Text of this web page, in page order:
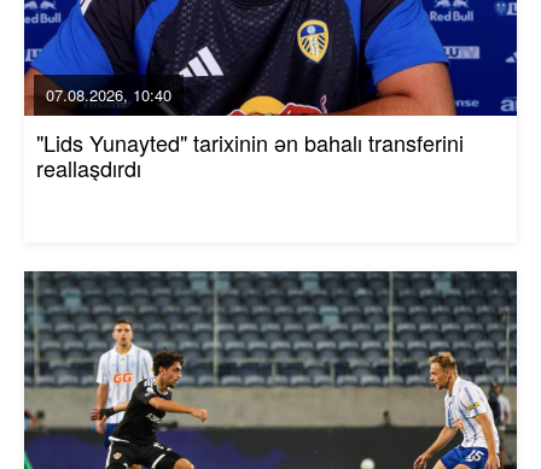
07.08.2026, 10:40
"Lids Yunayted" tarixinin ən bahalı transferini
reallaşdırdı